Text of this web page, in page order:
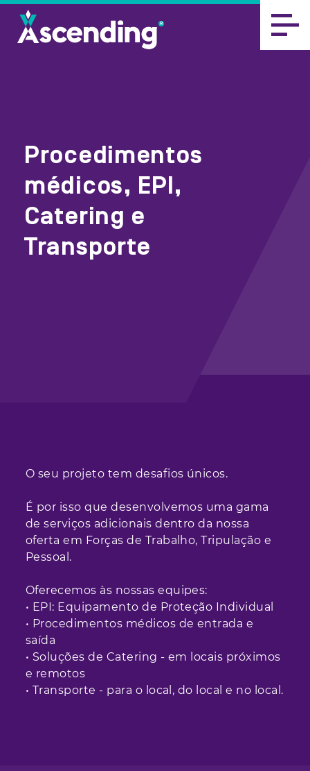
Procedimentos
médicos, EPI,
Catering e
Transporte
O seu projeto tem desafios únicos.
É por isso que desenvolvemos uma gama
de serviços adicionais dentro da nossa
oferta em Forças de Trabalho, Tripulação e
Pessoal.
Oferecemos às nossas equipes:
• EPI: Equipamento de Proteção Individual
• Procedimentos médicos de entrada e
saída
• Soluções de Catering - em locais próximos
e remotos
• Transporte - para o local, do local e no local.